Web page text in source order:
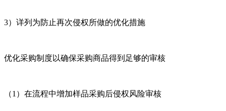
3）详列为防止再次侵权所做的优化措施
优化采购制度以确保采购商品得到足够的审核
（1）在流程中增加样品采购后侵权风险审核